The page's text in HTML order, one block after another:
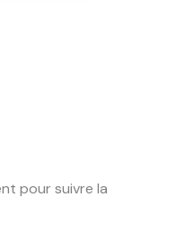
pour suivre la